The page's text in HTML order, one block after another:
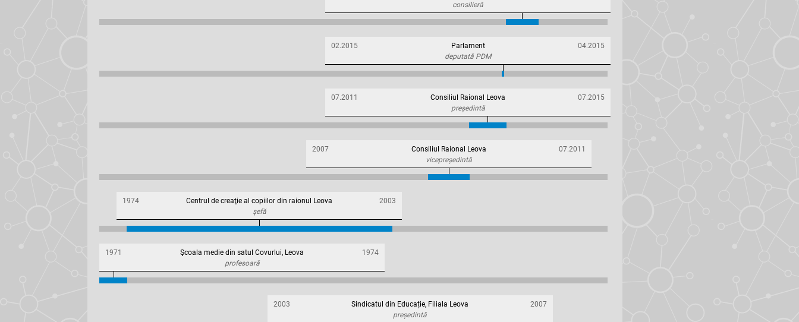
consilieră
02.2015 Parlament
04.2015
deputată PDM
07.2011 Consiliul Raional Leova
07.2015
președintă
2007 Consiliul Raional Leova
07.2011
vicepreședintă
1974 Centrul de creaţie al copiilor din raionul Leova
2003
şefă
1971 Şcoala medie din satul Covurlui, Leova
1974
profesoară
2003 Sindicatul din Educație, Filiala Leova
2007
președintă